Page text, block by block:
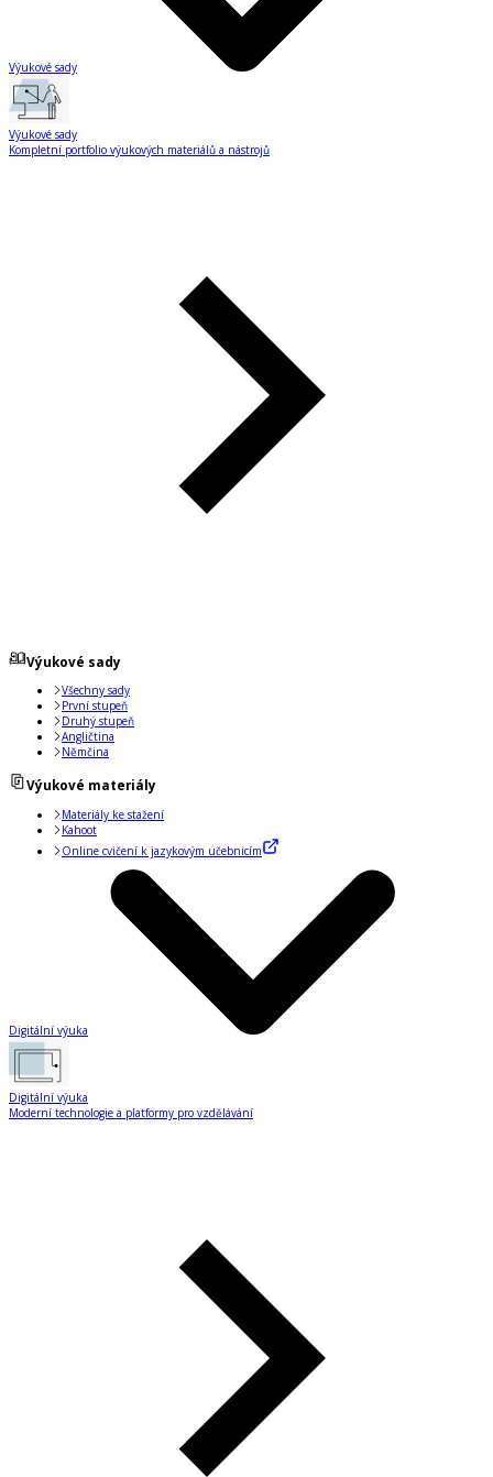
Výukové sady
Výukové sady
Kompletní portfolio výukových materiálů a nástrojů
Výukové sady
Všechny sady
První stupeň
Druhý stupeň
Angličtina
Němčina
Výukové materiály
Materiály ke stažení
Kahoot
Online cvičení k jazykovým učebnicím
Digitální výuka
Digitální výuka
Moderní technologie a platformy pro vzdělávání